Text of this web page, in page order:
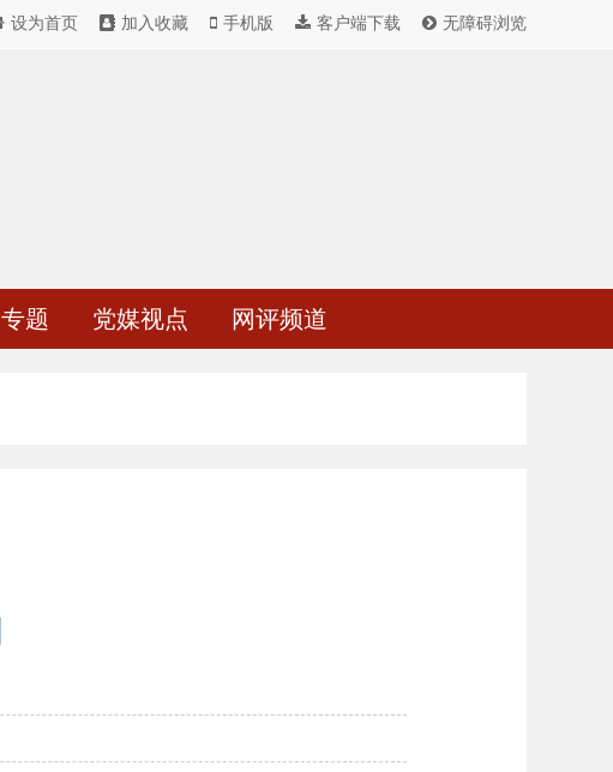
设为首页 加入收藏 手机版 客户端下载 无障碍浏览
专题 党媒视点 网评频道